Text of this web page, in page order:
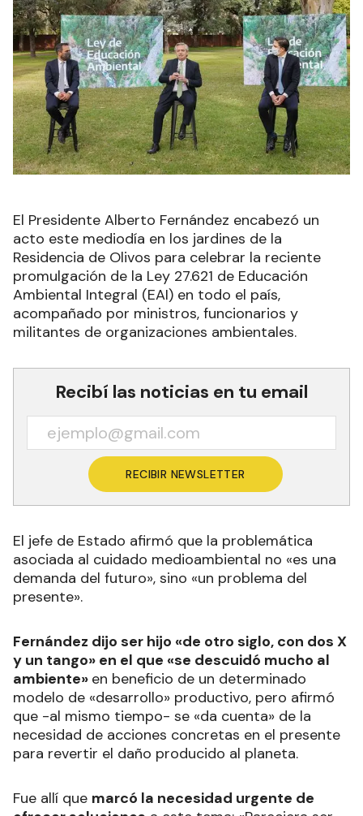
El Presidente Alberto Fernández encabezó un
acto este mediodía en los jardines de la
Residencia de Olivos para celebrar la reciente
promulgación de la Ley 27.621 de Educación
Ambiental Integral (EAI) en todo el país,
acompañado por ministros, funcionarios y
militantes de organizaciones ambientales.
Recibí las noticias en tu email
RECIBIR NEWSLETTER
El jefe de Estado afirmó que la problemática
asociada al cuidado medioambiental no «es una
demanda del futuro», sino «un problema del
presente».
Fernández dijo ser hijo «de otro siglo, con dos X
y un tango» en el que «se descuidó mucho al
ambiente» en beneficio de un determinado
modelo de «desarrollo» productivo, pero afirmó
que -al mismo tiempo- se «da cuenta» de la
necesidad de acciones concretas en el presente
para revertir el daño producido al planeta.
Fue allí que marcó la necesidad urgente de